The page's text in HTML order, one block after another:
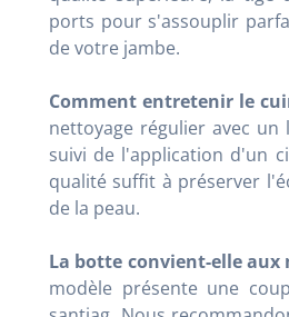
ports pour s'assouplir
de votre jambe.
Comment entretenir le
nettoyage régulier avec
suivi de l'application d'un
qualité suffit à préserver
de la peau.
La botte convient-elle aux
modèle présente une